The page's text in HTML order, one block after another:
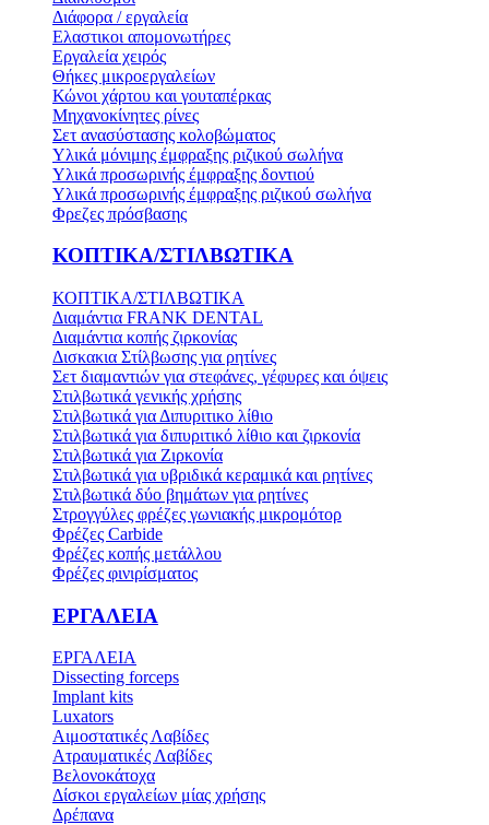
Διάφορα / εργαλεία
Ελαστικοι απομονωτήρες
Εργαλεία χειρός
Θήκες μικροεργαλείων
Κώνοι χάρτου και γουταπέρκας
Μηχανοκίνητες ρίνες
Σετ ανασύστασης κολοβώματος
Υλικά μόνιμης έμφραξης ριζικού σωλήνα
Υλικά προσωρινής έμφραξης δοντιού
Υλικά προσωρινής έμφραξης ριζικού σωλήνα
Φρεζες πρόσβασης
ΚΟΠΤΙΚΑ/ΣΤΙΛΒΩΤΙΚΑ
ΚΟΠΤΙΚΑ/ΣΤΙΛΒΩΤΙΚΑ
Διαμάντια FRANK DENTAL
Διαμάντια κοπής ζιρκονίας
Δισκακια Στίλβωσης για ρητίνες
Σετ διαμαντιών για στεφάνες, γέφυρες και όψεις
Στιλβωτικά γενικής χρήσης
Στιλβωτικά για Διπυριτικο λίθιο
Στιλβωτικά για διπυριτικό λίθιο και ζιρκονία
Στιλβωτικά για Ζιρκονία
Στιλβωτικά για υβριδικά κεραμικά και ρητίνες
Στιλβωτικά δύο βημάτων για ρητίνες
Στρογγύλες φρέζες γωνιακής μικρομότορ
Φρέζες Carbide
Φρέζες κοπής μετάλλου
Φρέζες φινιρίσματος
ΕΡΓΑΛΕΙΑ
ΕΡΓΑΛΕΙΑ
Dissecting forceps
Implant kits
Luxators
Αιμοστατικές Λαβίδες
Ατραυματικές Λαβίδες
Βελονοκάτοχα
Δίσκοι εργαλείων μίας χρήσης
Δρέπανα